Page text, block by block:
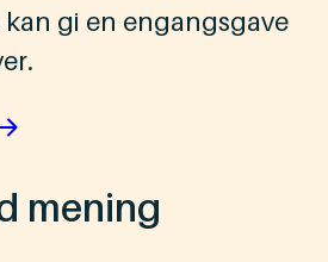
kan gi en engangsgave
mening